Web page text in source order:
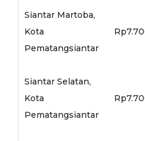
Siantar Martoba,
Kota
Pematangsiantar
Siantar Selatan,
Kota
Pematangsiantar